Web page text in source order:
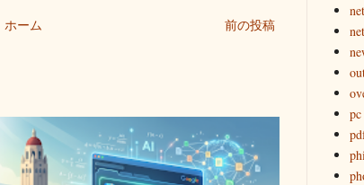
前の投稿
ホーム
net
pc